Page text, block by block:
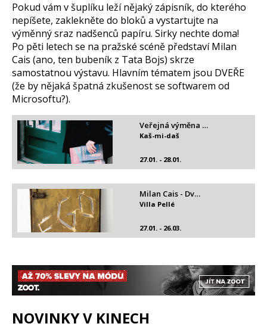
Pokud vám v šuplíku leží nějaký zápisník, do kterého
nepíšete, zaklekněte do bloků a vystartujte na
výměnný sraz nadšenců papíru. Sirky nechte doma!
Po pěti letech se na pražské scéně představí Milan
Cais (ano, ten bubeník z Tata Bojs) skrze
samostatnou výstavu. Hlavním tématem jsou DVEŘE
(že by nějaká špatná zkušenost se softwarem od
Microsoftu?).
Veřejná výměna …
27.01. - 28.01.
Kaš-mi-daš
Milan Cais - Dv…
27.01. - 26.03.
Villa Pellé
NOVINKY V KINECH